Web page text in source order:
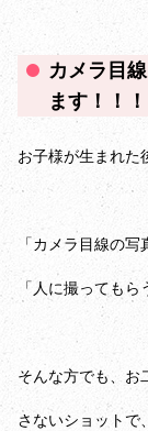
カメラ目
ます！！！
お子様が生まれた
「カメラ目線の
「人に撮っても
そんな方でも、お
さないショットで、